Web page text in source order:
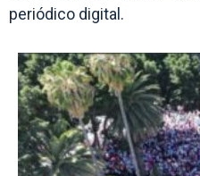
periódico digital.